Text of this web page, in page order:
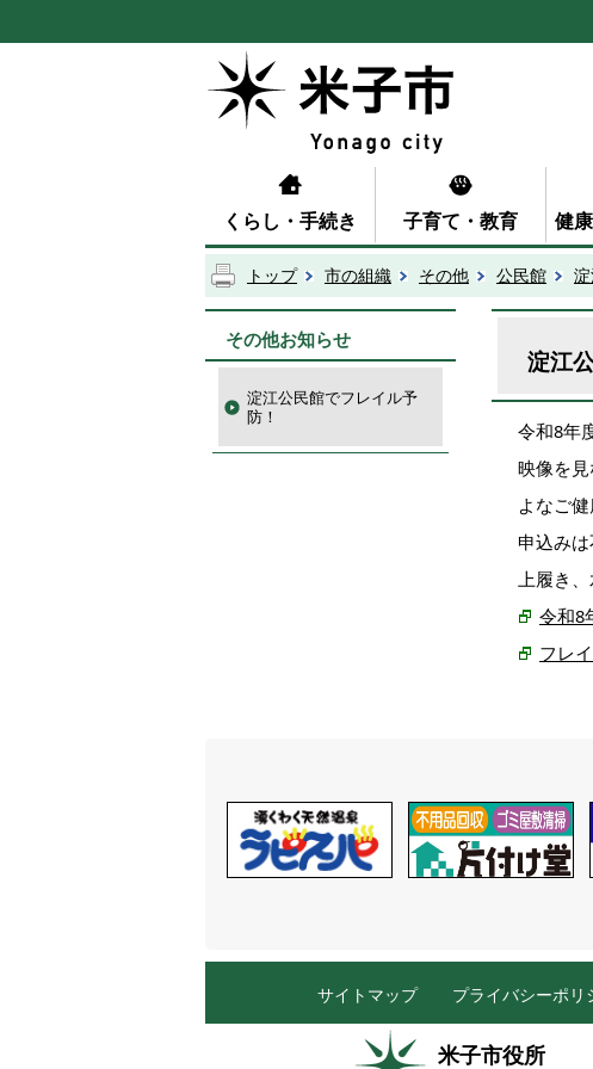
くらし・手続き 子育て・教育 健
トップ 市の組織 その他 公民館
その他お知らせ
淀江公民館でフレイル予
防！
淀江
令和8年
映像を見
よなご
申込み
上履き
令和8
フレ
サイトマップ プライバシーポリ
米子市役所